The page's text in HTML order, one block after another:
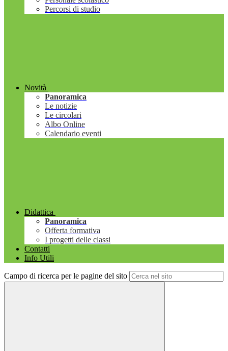
Percorsi di studio
Novità
Panoramica
Le notizie
Le circolari
Albo Online
Calendario eventi
Didattica
Panoramica
Offerta formativa
I progetti delle classi
Contatti
Info Utili
Campo di ricerca per le pagine del sito